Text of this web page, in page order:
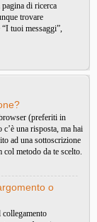
di ricerca
trovare
tuoi messaggi”,
(preferiti in
una risposta, ma hai
ad una sottoscrizione
metodo da te scelto.
o